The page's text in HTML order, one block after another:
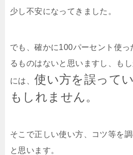
少し不安になってきました。
でも、確かに100パーセント使っ
るものはないと思いますし、も
には、使い方を誤って
もしれません。
そこで正しい使い方、コツ等を
と思います。